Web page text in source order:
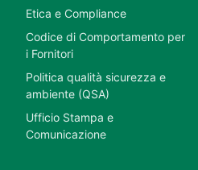
Etica e Compliance
Codice di Comportamento per
i Fornitori
Politica qualità sicurezza e
ambiente (QSA)
Ufficio Stampa e
Comunicazione